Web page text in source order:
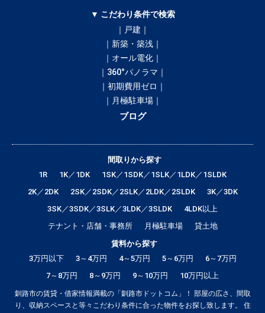
▼ こだわり条件で検索
｜戸建｜
｜新築・築浅｜
｜オール電化｜
｜360°パノラマ｜
｜初期費用ゼロ｜
｜月極駐車場｜
ブログ
間取りから探す
1R
1K／1DK
1SK／1SDK／1SLK／1LDK／1SLDK
2K／2DK
2SK／2SDK／2SLK／2LDK／2SLDK
3K／3DK
3SK／3SDK／3SLK／3LDK／3SLDK
4LDK以上
テナント・店舗・事務所
月極駐車場
貸土地
賃料から探す
3万円以下
3～4万円 4～5万円 5～6万円
6～7万円
7～8万円
8～9万円 9～10万円 10万円以上
釧路市の賃貸・借家情報満載の「釧路市ドットコム」！ 部屋の広さ、間取
り、収納スペースと等々こだわり条件に合った物件をお探し致します。 住